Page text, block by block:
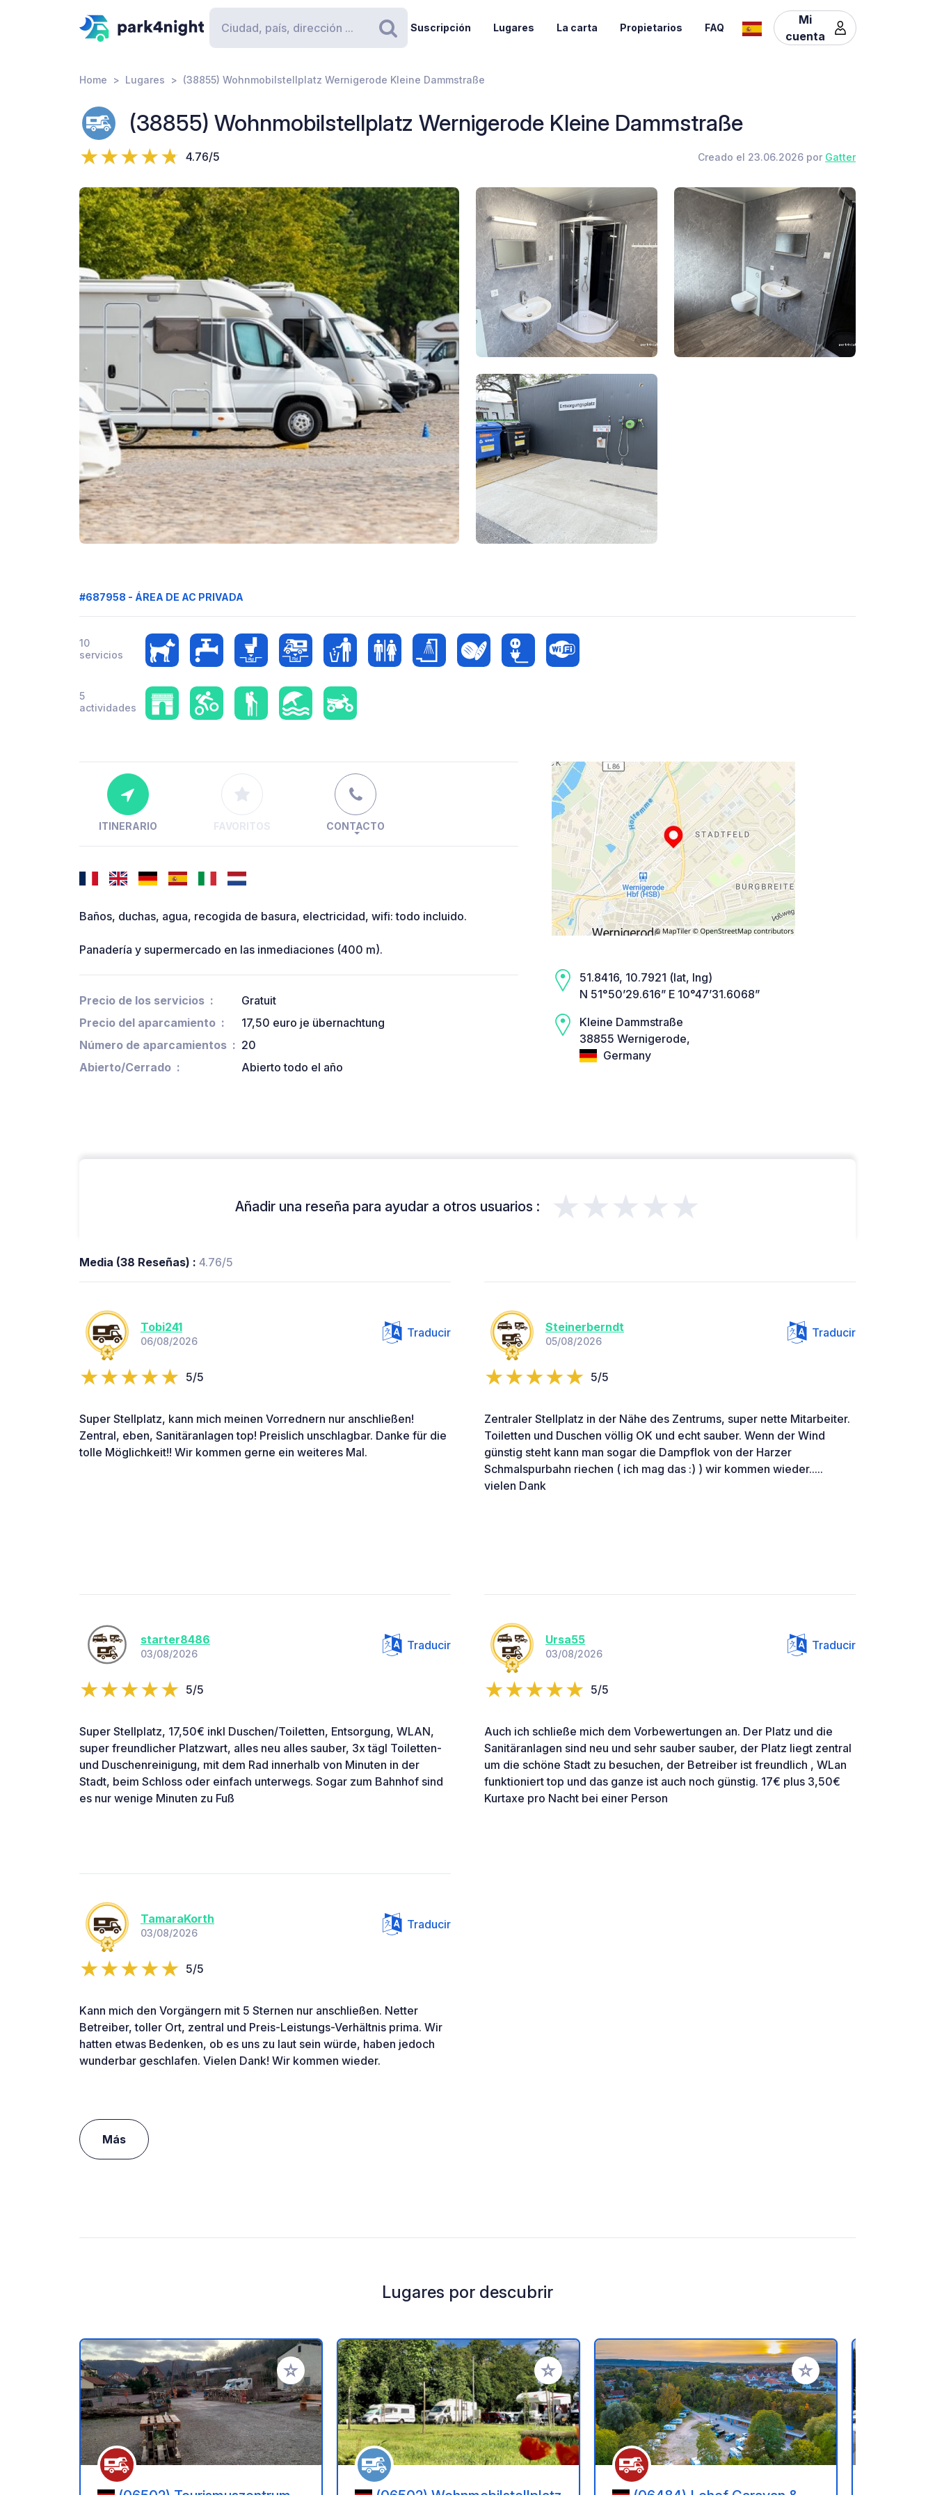
Buscar
Suscripción Lugares La carta Propietarios FAQ
Mi
cuenta
Home Lugares (38855) Wohnmobilstellplatz Wernigerode Kleine Dammstraße
(38855) Wohnmobilstellplatz Wernigerode Kleine Dammstraße
4.76/5 Creado el 23.06.2026 por Gatter
#687958 - ÁREA DE AC PRIVADA
10
servicios
5
actividades
ITINERARIO FAVORITOS CONTACTO
Baños, duchas, agua, recogida de basura, electricidad, wifi: todo incluido.
Panadería y supermercado en las inmediaciones (400 m).
Precio de los servicios
Gratuit
Precio del aparcamiento
17,50 euro je übernachtung
Número de aparcamientos
20
Abierto/Cerrado
Abierto todo el año
51.8416, 10.7921 (lat, lng)
N 51°50’29.616” E 10°47’31.6068”
Kleine Dammstraße
38855 Wernigerode,
Germany
Añadir una reseña para ayudar a otros usuarios : ★★★★★
Media (38 Reseñas) : 4.76/5
Tobi241
06/08/2026
Traducir
5/5
Super Stellplatz, kann mich meinen Vorrednern nur anschließen!
Zentral, eben, Sanitäranlagen top! Preislich unschlagbar. Danke für die
tolle Möglichkeit!! Wir kommen gerne ein weiteres Mal.
Steinerberndt
05/08/2026
Traducir
5/5
Zentraler Stellplatz in der Nähe des Zentrums, super nette Mitarbeiter.
Toiletten und Duschen völlig OK und echt sauber. Wenn der Wind
günstig steht kann man sogar die Dampflok von der Harzer
Schmalspurbahn riechen ( ich mag das :) ) wir kommen wieder.....
vielen Dank
starter8486
03/08/2026
Traducir
5/5
Super Stellplatz, 17,50€ inkl Duschen/Toiletten, Entsorgung, WLAN,
super freundlicher Platzwart, alles neu alles sauber, 3x tägl Toiletten-
und Duschenreinigung, mit dem Rad innerhalb von Minuten in der
Stadt, beim Schloss oder einfach unterwegs. Sogar zum Bahnhof sind
es nur wenige Minuten zu Fuß
Ursa55
03/08/2026
Traducir
5/5
Auch ich schließe mich dem Vorbewertungen an. Der Platz und die
Sanitäranlagen sind neu und sehr sauber sauber, der Platz liegt zentral
um die schöne Stadt zu besuchen, der Betreiber ist freundlich , WLan
funktioniert top und das ganze ist auch noch günstig. 17€ plus 3,50€
Kurtaxe pro Nacht bei einer Person
TamaraKorth
03/08/2026
Traducir
5/5
Kann mich den Vorgängern mit 5 Sternen nur anschließen. Netter
Betreiber, toller Ort, zentral und Preis-Leistungs-Verhältnis prima. Wir
hatten etwas Bedenken, ob es uns zu laut sein würde, haben jedoch
wunderbar geschlafen. Vielen Dank! Wir kommen wieder.
Más
Lugares por descubrir
Añadir a tus favoritos Añadir a tus favoritos Añadir a tus favoritos